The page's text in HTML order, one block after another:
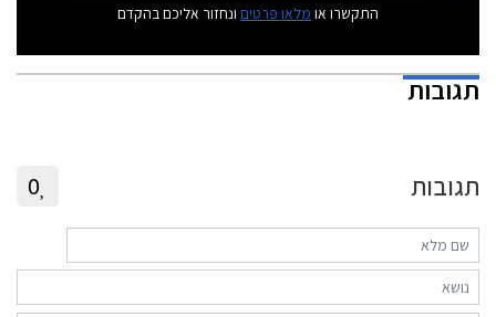
התקשרו או מלאו פרטים ונחזור אליכם בהקדם
תגובות
תגובות 0